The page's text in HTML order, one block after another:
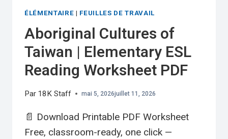
ÉLÉMENTAIRE | FEUILLES DE TRAVAIL
Aboriginal Cultures of
Taiwan | Elementary ESL
Reading Worksheet PDF
Par 18K Staff mai 5, 2026juillet 11, 2026
📄 Download Printable PDF Worksheet
Free, classroom-ready, one click —